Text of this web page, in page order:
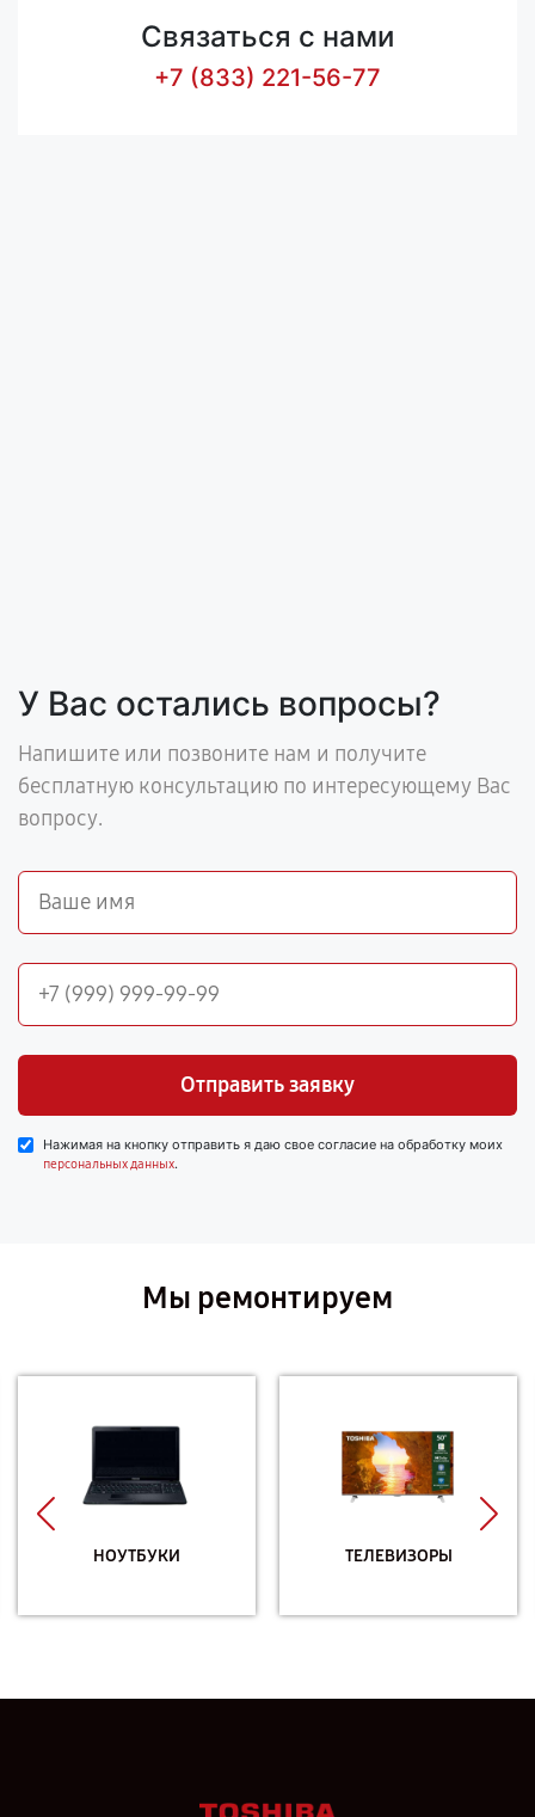
Связаться с нами
+7 (833) 221-56-77
У Вас остались вопросы?
Напишите или позвоните нам и получите
бесплатную консультацию по интересующему Вас
вопросу.
Отправить заявку
Нажимая на кнопку отправить я даю свое согласие на обработку моих
персональных данных.
Мы ремонтируем
НОУТБУКИ ТЕЛЕВИЗОРЫ